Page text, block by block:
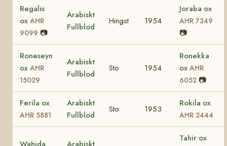
Regalis
ox AHR
9099 📷
Arabiskt
Fullblod
Hingst 1954
Joraba ox
AHR 7349
📷
Roneseyn
ox AHR
15029
Arabiskt
Fullblod
Sto 1954
Ronekka
ox AHR
6052 📷
Ferila ox
AHR 5881
Arabiskt
Fullblod
Sto 1953
Rokila ox
AHR 2444
Wahida
Arabiskt
Tahir ox